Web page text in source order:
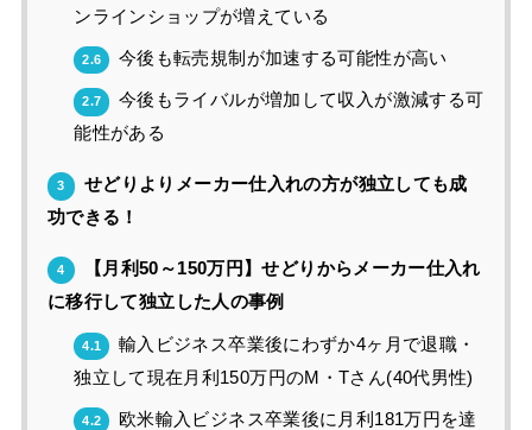
ンラインショップが増えている
2.6 今後も転売規制が加速する可能性が高い
2.7
今後もライバルが増加して収入が激減する可
能性がある
3
せどりよりメーカー仕入れの方が独立しても成
功できる！
4
【月利50～150万円】せどりからメーカー仕入れ
に移行して独立した人の事例
4.1
輸入ビジネス卒業後にわずか4ヶ月で退職・
独立して現在月利150万円のM・Tさん(40代男性)
4.2
欧米輸入ビジネス卒業後に月利181万円を達